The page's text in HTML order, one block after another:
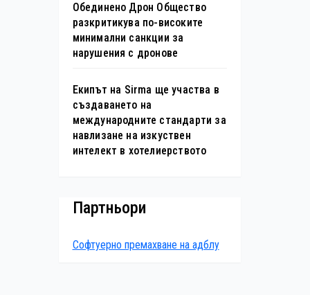
Обединено Дрон Общество
разкритикува по-високите
минимални санкции за
нарушения с дронове
Екипът на Sirma ще участва в
създаването на
международните стандарти за
навлизане на изкуствен
интелект в хотелиерството
Партньори
Софтуерно премахване на адблу